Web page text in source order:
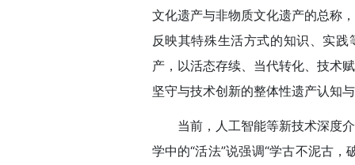
文化遗产与非物质文化遗产的总称
反映其特殊生活方式的知识、实
产，以活态存续、当代转化、技术
坚守与技术创新的整体性遗产认知
当前，人工智能等新技术深度
学中的“活法”说强调“学古不泥古